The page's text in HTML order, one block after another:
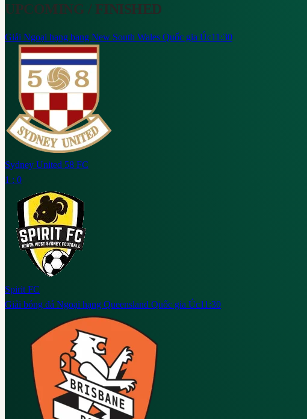
UPCOMING / FINISHED
Giải Ngoại hạng bang New South Wales Quốc gia Úc11:30
Sydney United 58 FC
1 : 0
Spirit FC
Giải bóng đá Ngoại hạng Queensland Quốc gia Úc11:30